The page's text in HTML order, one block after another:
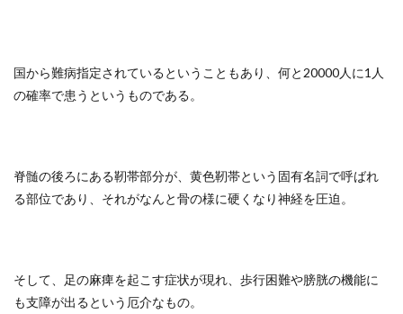
国から難病指定されているということもあり、何と20000人に1人
の確率で患うというものである。
脊髄の後ろにある靭帯部分が、黄色靭帯という固有名詞で呼ばれ
る部位であり、それがなんと骨の様に硬くなり神経を圧迫。
そして、足の麻痺を起こす症状が現れ、歩行困難や膀胱の機能に
も支障が出るという厄介なもの。